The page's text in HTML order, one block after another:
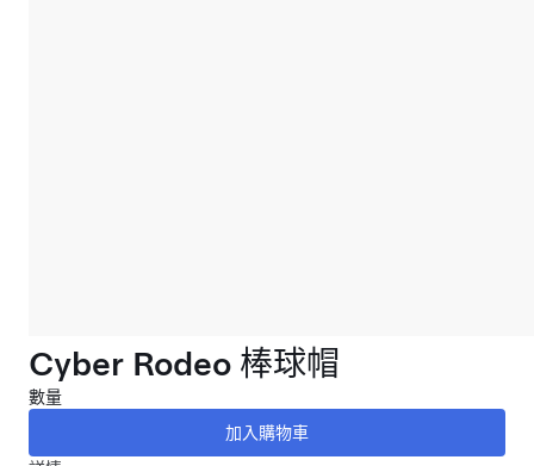
Cyber Rodeo 棒球帽
數量